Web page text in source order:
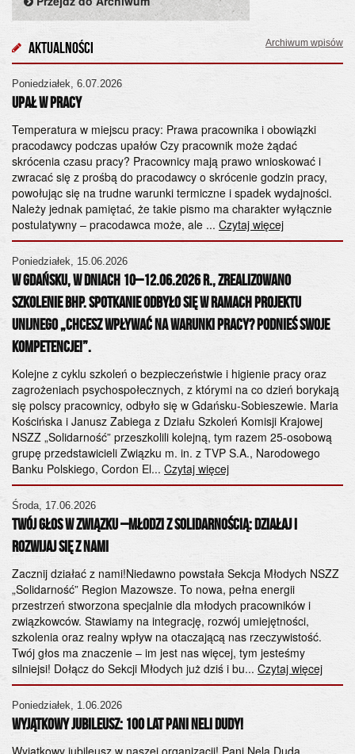
Aktualności Archiwum wpisów
Poniedziałek, 6.07.2026
UPAŁ W PRACY
Temperatura w miejscu pracy: Prawa pracownika i obowiązki
pracodawcy podczas upałów Czy pracownik może żądać
skrócenia czasu pracy? Pracownicy mają prawo wnioskować i
zwracać się z prośbą do pracodawcy o skrócenie godzin pracy,
powołując się na trudne warunki termiczne i spadek wydajności.
Należy jednak pamiętać, że takie pismo ma charakter wyłącznie
postulatywny – pracodawca może, ale ... Czytaj więcej
Poniedziałek, 15.06.2026
W Gdańsku, w dniach 10–12.06.2026 r., zrealizowano
szkolenie BHP. Spotkanie odbyło się w ramach projektu
unijnego „Chcesz wpływać na warunki pracy? Podnieś swoje
kompetencje!”.
Kolejne z cyklu szkoleń o bezpieczeństwie i higienie pracy oraz
zagrożeniach psychospołecznych, z którymi na co dzień borykają
się polscy pracownicy, odbyło się w Gdańsku-Sobieszewie. Maria
Kościńska i Janusz Zabiega z Działu Szkoleń Komisji Krajowej
NSZZ „Solidarność” przeszkolili kolejną, tym razem 25-osobową
grupę przedstawicieli Związku m. in. z TVP S.A., Narodowego
Banku Polskiego, Cordon El... Czytaj więcej
Środa, 17.06.2026
Twój Głos w Związku –Młodzi z Solidarnością: Działaj i
Rozwijaj się z Nami
Zacznij działać z nami!Niedawno powstała Sekcja Młodych NSZZ
„Solidarność” Region Mazowsze. To nowa, pełna energii
przestrzeń stworzona specjalnie dla młodych pracowników i
związkowców. Stawiamy na integrację, rozwój umiejętności,
szkolenia oraz realny wpływ na otaczającą nas rzeczywistość.
Twój głos ma znaczenie – im jest nas więcej, tym jesteśmy
silniejsi! Dołącz do Sekcji Młodych już dziś i bu... Czytaj więcej
Poniedziałek, 1.06.2026
Wyjątkowy Jubileusz: 100 lat Pani Neli Dudy!
Wyjątkowy jubileusz w naszej organizacji! Pani Nela Duda,